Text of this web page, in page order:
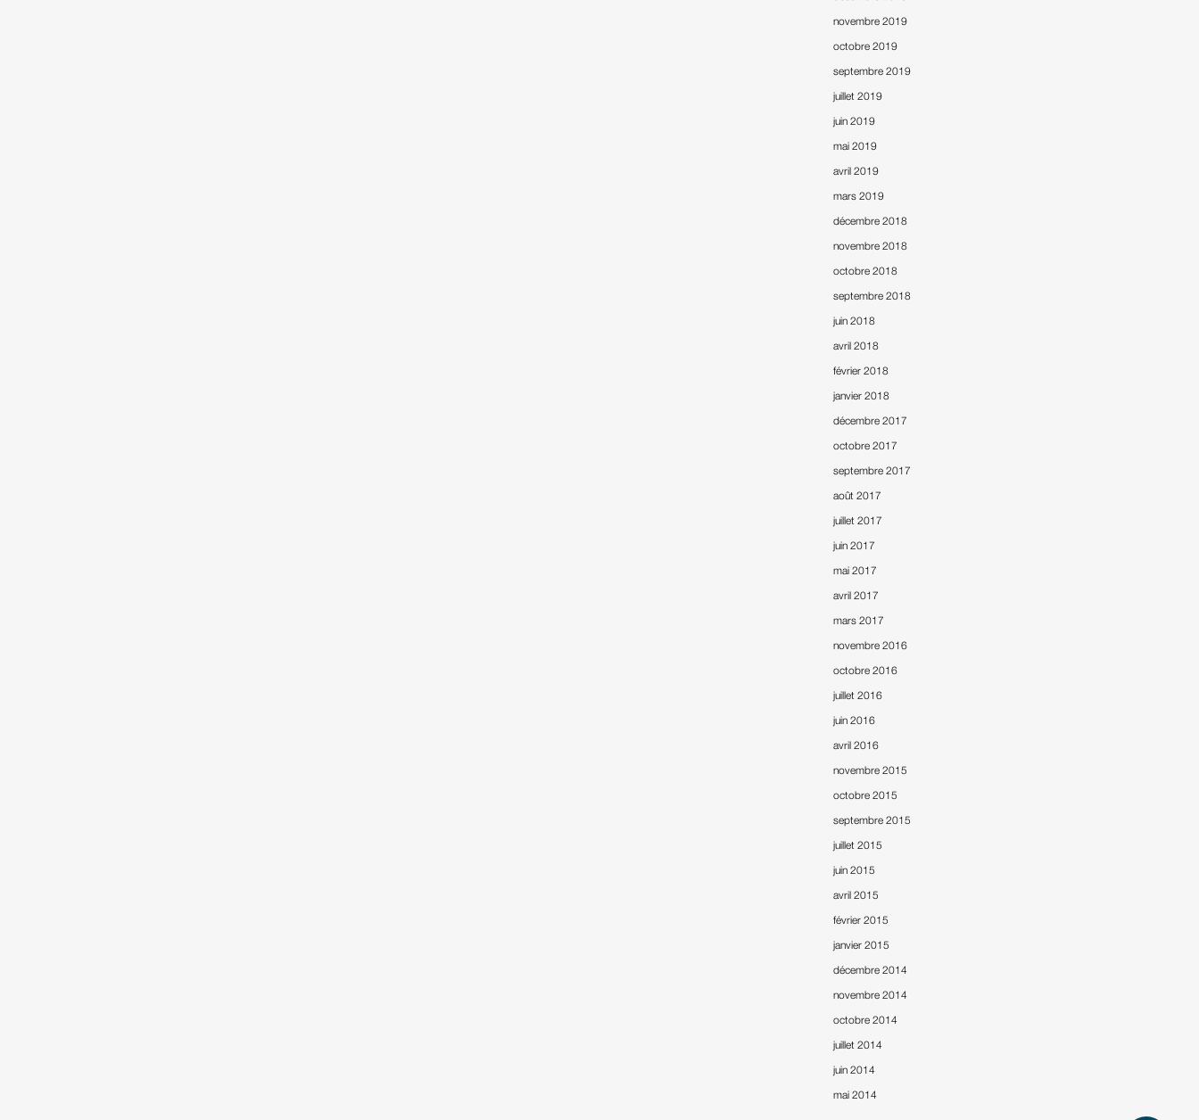
novembre 2019
octobre 2019
septembre 2019
juillet 2019
juin 2019
mai 2019
avril 2019
mars 2019
décembre 2018
novembre 2018
octobre 2018
septembre 2018
juin 2018
avril 2018
février 2018
janvier 2018
décembre 2017
octobre 2017
septembre 2017
août 2017
juillet 2017
juin 2017
mai 2017
avril 2017
mars 2017
novembre 2016
octobre 2016
juillet 2016
juin 2016
avril 2016
novembre 2015
octobre 2015
septembre 2015
juillet 2015
juin 2015
avril 2015
février 2015
janvier 2015
décembre 2014
novembre 2014
octobre 2014
juillet 2014
juin 2014
mai 2014